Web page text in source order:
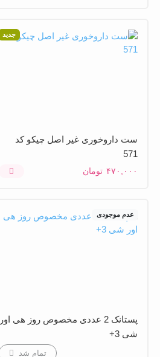
جدید
ست داروخوری غیر اصل چیکو کد
571
۴۷۰,۰۰۰ تومان
عدم موجودی
پستانک 2 عددی مخصوص روز هی اور
شی 3+
تمام شد